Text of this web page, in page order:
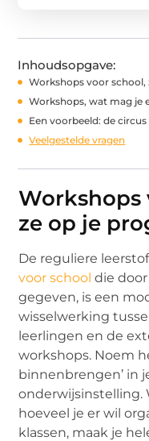
Inhoudsopgave:
Workshops voor
Workshops, wat mag je
Een voorbeeld: de
Veelgestelde vragen
Workshops
ze op je
De reguliere
voor school die
gegeven, is een
wisselwerking
leerlingen en de
workshops. Noem
binnenbrengen’ in
onderwijsinstelling.
hoeveel je er wil
klassen, maak je